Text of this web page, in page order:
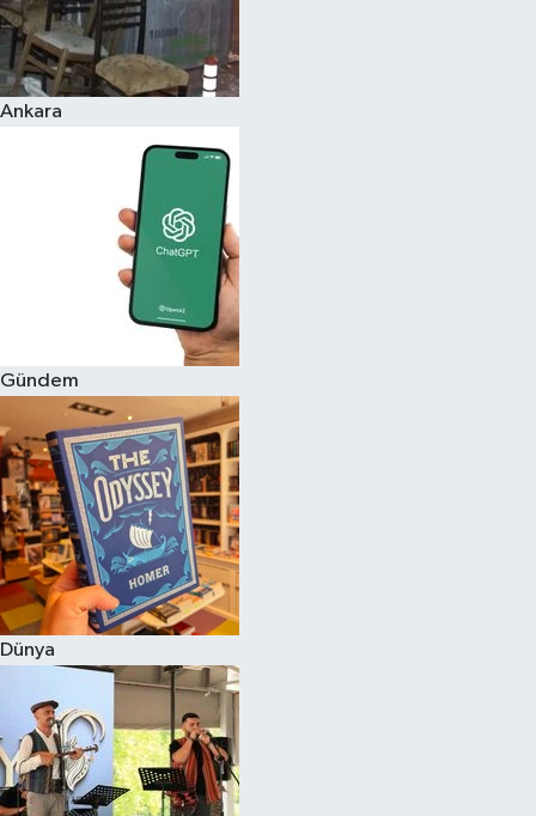
Ankara
Gündem
Dünya